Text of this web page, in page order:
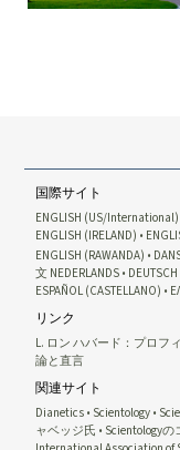
国際サイト
ENGLISH (US/International)
ENGLISH (IRELAND)
ENGLISH (RAWANDA)
文 NEDERLANDS DEUTSCH
ESPAÑOL (CASTELLANO)
リンク
L. ロン ハバード：プロフ
論と直言
関連サイト
Dianetics Scientology
ャベッジ氏
Scientologyの